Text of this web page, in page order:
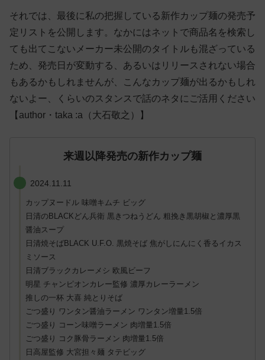
それでは、最後に私の把握している新作カップ麺の発売予
定リストを公開します。なかにはネットで商品名を検索し
ても出てこないメーカー未公開のタイトルも混ざっている
ため、発売日が変動する、あるいはリリースされない場合
もあるかもしれませんが、こんなカップ麺が出るかもしれ
ないよー、くらいのスタンスで話のネタにご活用ください
【author・taka :a（大石敬之）】
来週以降発売の新作カップ麺
2024.11.11
カップヌードル 味噌キムチ ビッグ
日清のBLACKどん兵衛 黒きつねうどん 粗挽き黒胡椒と濃厚黒
醤油スープ
日清焼そばBLACK U.F.O. 黒焼そば 焦がしにんにく香るイカス
ミソース
日清ブラックカレーメシ 欧風ビーフ
明星 チャンピオンカレー監修 濃厚カレーラーメン
推しの一杯 大喜 純とりそば
ごつ盛り ワンタン醤油ラーメン ワンタン増量1.5倍
ごつ盛り コーン味噌ラーメン 肉増量1.5倍
ごつ盛り コク豚骨ラーメン 肉増量1.5倍
日高屋監修 大宮担々麺 タテビッグ